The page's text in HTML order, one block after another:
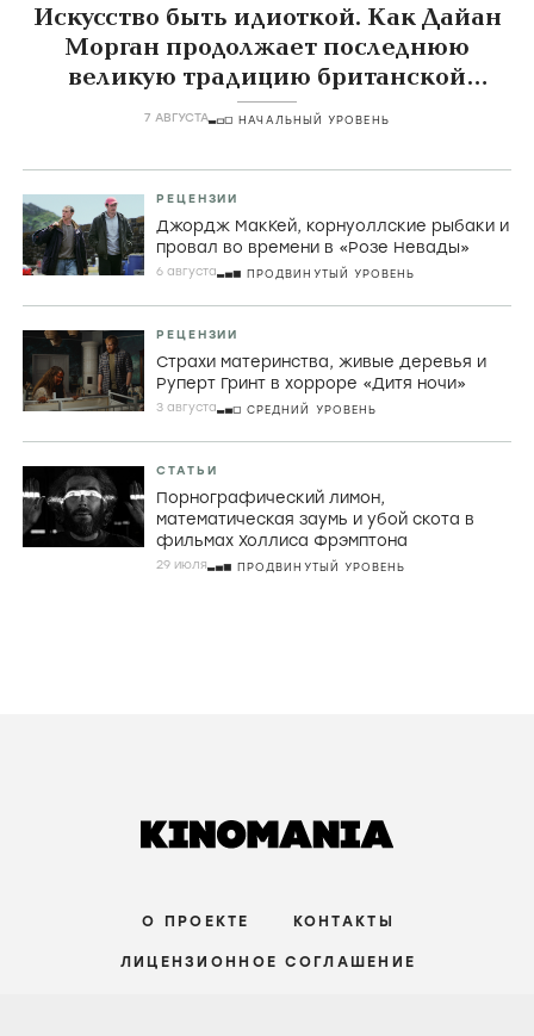
Искусство быть идиоткой. Как Дайан
Морган продолжает последнюю
великую традицию британской
комедии
7 АВГУСТА НАЧАЛЬНЫЙ УРОВЕНЬ
РЕЦЕНЗИИ
Джордж МакКей, корнуоллские рыбаки и
провал во времени в «Розе Невады»
6 августа ПРОДВИНУТЫЙ УРОВЕНЬ
РЕЦЕНЗИИ
Страхи материнства, живые деревья и
Руперт Гринт в хорроре «Дитя ночи»
3 августа СРЕДНИЙ УРОВЕНЬ
СТАТЬИ
Порнографический лимон,
математическая заумь и убой скота в
фильмах Холлиса Фрэмптона
29 июля ПРОДВИНУТЫЙ УРОВЕНЬ
О ПРОЕКТЕ КОНТАКТЫ
ЛИЦЕНЗИОННОЕ СОГЛАШЕНИЕ